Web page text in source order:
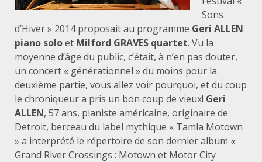
Sons
d’Hiver » 2014 proposait au programme Geri ALLEN
piano soloet Milford GRAVES quartet. Vu la
moyenne d’âge du public, c’était, à n’en pas douter,
un concert « générationnel » du moins pour la
deuxième partie, vous allez voir pourquoi, et du coup
le chroniqueur a pris un bon coup de vieux! Geri
ALLEN, 57 ans, pianiste américaine, originaire de
Detroit, berceau du label mythique « Tamla Motown
» a interprété le répertoire de son dernier album «
Grand River Crossings : Motown et Motor City